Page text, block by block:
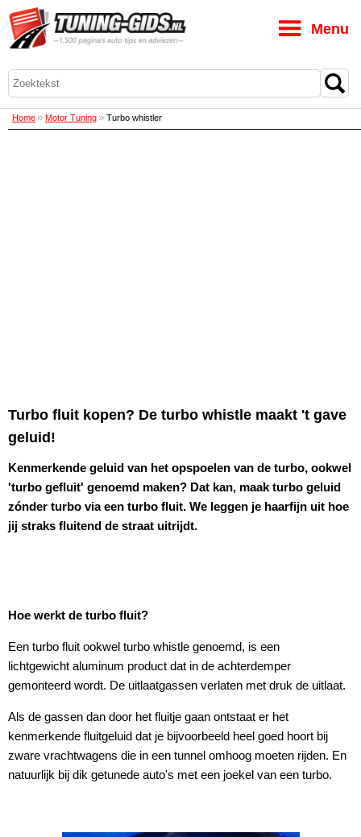
Home Motor Tuning Turbo whistler
Turbo fluit kopen? De turbo whistle maakt 't gave
geluid!
Kenmerkende geluid van het opspoelen van de turbo, ookwel
'turbo gefluit' genoemd maken? Dat kan, maak turbo geluid
zónder turbo via een turbo fluit. We leggen je haarfijn uit hoe
jij straks fluitend de straat uitrijdt.
Hoe werkt de turbo fluit?
Een turbo fluit ookwel turbo whistle genoemd, is een
lichtgewicht aluminum product dat in de achterdemper
gemonteerd wordt. De uitlaatgassen verlaten met druk de uitlaat.
Als de gassen dan door het fluitje gaan ontstaat er het
kenmerkende fluitgeluid dat je bijvoorbeeld heel goed hoort bij
zware vrachtwagens die in een tunnel omhoog moeten rijden. En
natuurlijk bij dik getunede auto's met een joekel van een turbo.